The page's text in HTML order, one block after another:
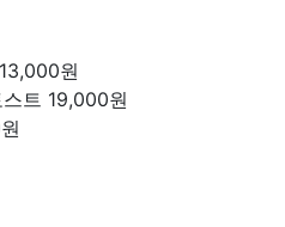
13,000원
트 19,000원